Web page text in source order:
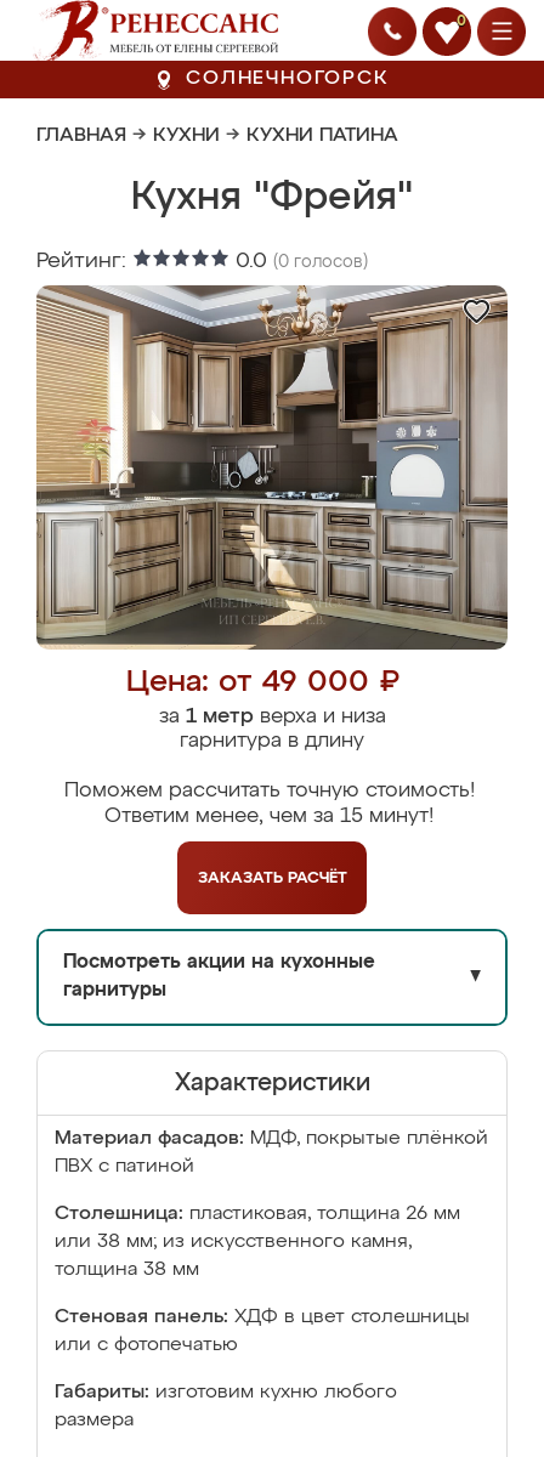
0
СОЛНЕЧНОГОРСК
ГЛАВНАЯ → КУХНИ → КУХНИ ПАТИНА
Кухня "Фрейя"
Рейтинг: 0.0 (0 голосов)
Цена: от 49 000 ₽
за 1 метрверха и низа
гарнитура в длину
Поможем рассчитать точную стоимость!
Ответим менее, чем за 15 минут!
ЗАКАЗАТЬ РАСЧЁТ
Посмотреть акции на кухонные
гарнитуры
▼
Характеристики
Материал фасадов: МДФ, покрытые плёнкой
ПВХ с патиной
Столешница: пластиковая, толщина 26 мм
или 38 мм; из искусственного камня,
толщина 38 мм
Стеновая панель: ХДФ в цвет столешницы
или с фотопечатью
Габариты: изготовим кухню любого
размера